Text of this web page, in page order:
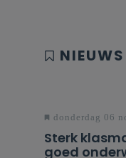
NIEUWS
donderdag 06
Sterk
goed